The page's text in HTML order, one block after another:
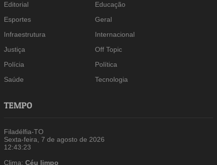
Editorial
Educação
Esportes
Geral
Infraestrutura
Internacional
Justiça
Off Topic
Polícia
Política
Saúde
Tecnologia
TEMPO
Filadélfia-TO
Sexta-feira, 7 de agosto de 2026
12:43:24
Clima:Céu limpo